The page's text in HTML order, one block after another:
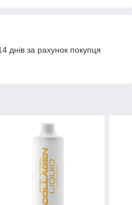
днів за рахунок покупця